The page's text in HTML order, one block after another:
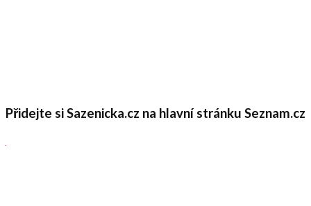
Přidejte si Sazenicka.cz na hlavní stránku Seznam.cz